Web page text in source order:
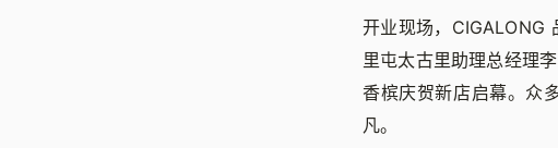
开业现场，CIGALONG
里屯太古里助理总经理
香槟庆贺新店启幕。众
凡。